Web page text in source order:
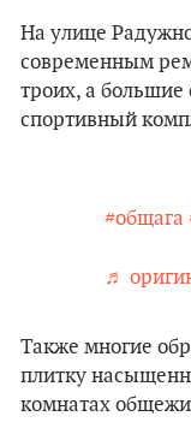
На улице
современным
троих, а большие
спортивный
#общага
♬
Также многие
плитку
комнатах